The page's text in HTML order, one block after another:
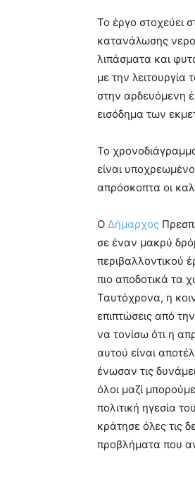
Το έργο στοχεύει
κατανάλωσης
λιπάσματα και
με την
στην αρδευόμενη
εισόδημα των
Το
είναι
απρόσκοπτα οι
Ο Δήμαρχος
σε έναν μακρύ
περιβαλλοντικού
πιο αποδοτικά τα
Ταυτόχρονα, η
επιπτώσεις από
να τονίσω ότι η
αυτού είναι
ένωσαν τις
όλοι μαζί
πολιτική ηγεσία
κράτησε όλες τις
προβλήματα που